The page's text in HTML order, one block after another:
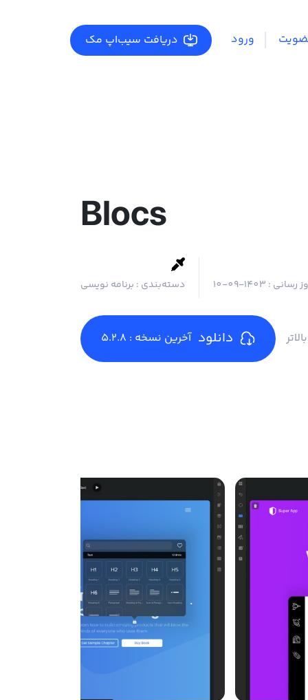
ورود دریافت سیب‌اپ مک
Blocs
رسانی : 1403-09-10 دسته‌بندی : برنامه نویسی
دانلود آخرین نسخه : 5.2.8